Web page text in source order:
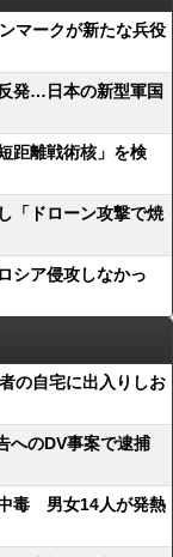
マークが新たな兵役
発…日本の新型軍国
距離戦術核」を検
「ドローン攻撃で焼
シア侵攻しなかっ
の自宅に出入りしお
へのDV事案で逮捕
中毒 男女14人が発熱